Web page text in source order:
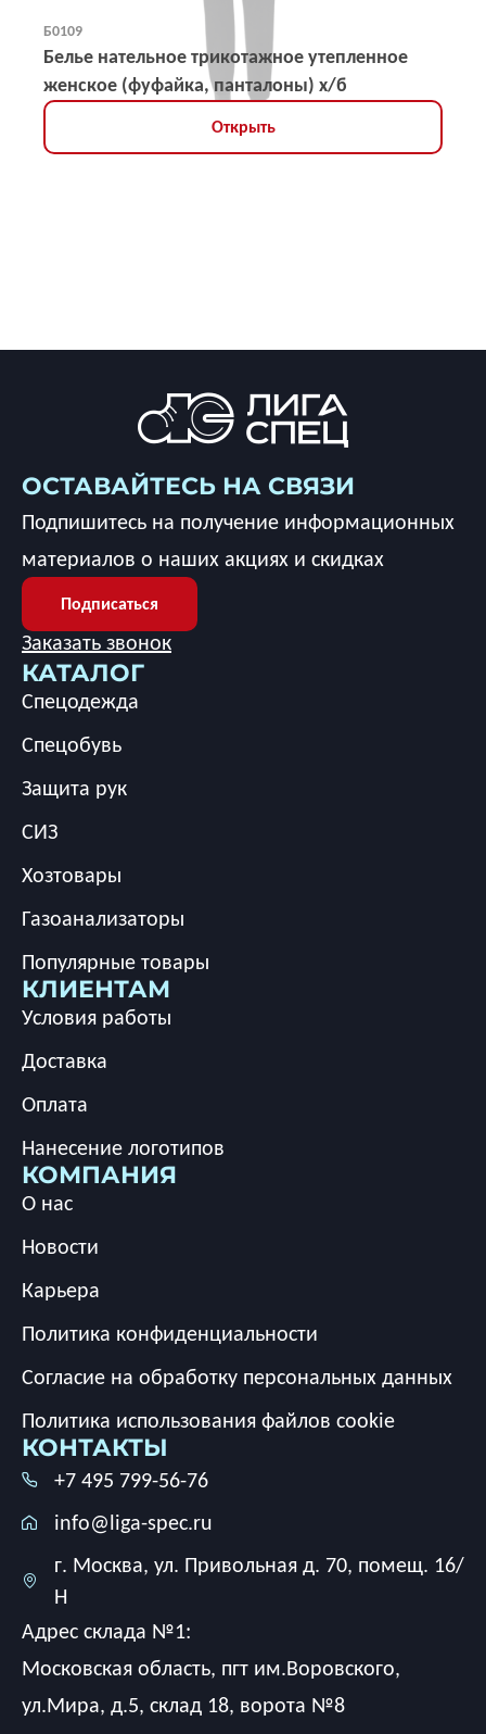
Б0109
Белье нательное трикотажное утепленное
женское (фуфайка, панталоны) х/б
Открыть
КАТАЛОГ
Спецодежда
Спецобувь
Защита рук
СИЗ
Хозтовары
Газоанализаторы
Популярные товары
КЛИЕНТАМ
Условия работы
Доставка
Оплата
Нанесение логотипов
КОМПАНИЯ
О нас
Новости
Карьера
Политика конфиденциальности
Согласие на обработку персональных данных
Политика использования файлов cookie
КОНТАКТЫ
+7 495 799-56-76
info@liga-spec.ru
г. Москва, ул. Привольная д. 70, помещ. 16/
Н
Адрес склада №1:
Московская область, пгт им.Воровского,
ул.Мира, д.5, склад 18, ворота №8
ОСТАВАЙТЕСЬ НА СВЯЗИ
Подпишитесь на получение информационных
материалов о наших акциях и скидках
Подписаться
Заказать звонок